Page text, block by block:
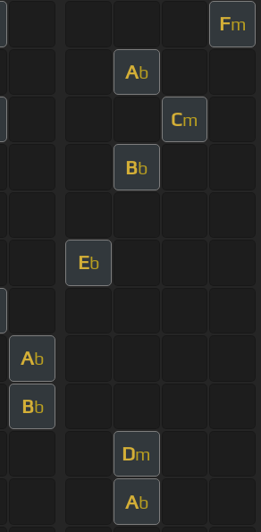
Fm
Ab
Cm
Bb
Eb
Ab
Bb
Dm
Ab